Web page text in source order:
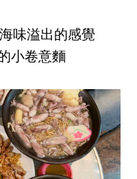
味溢出的感覺
小卷意麵